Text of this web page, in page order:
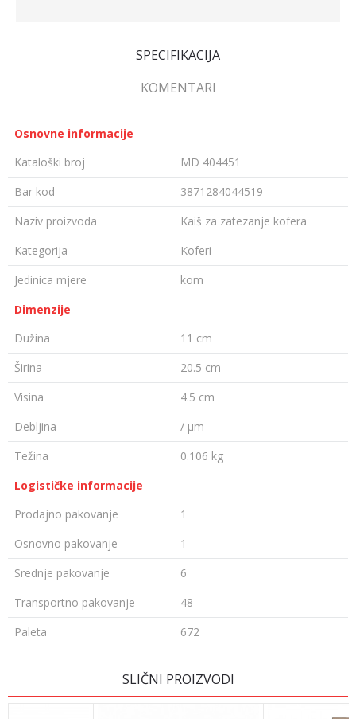
SPECIFIKACIJA
KOMENTARI
Osnovne informacije
Kataloški broj
MD 404451
Bar kod
3871284044519
Naziv proizvoda
Kaiš za zatezanje kofera
Kategorija
Koferi
Jedinica mjere
kom
Dimenzije
Dužina
11 cm
Širina
20.5 cm
Visina
4.5 cm
Debljina
/ µm
Težina
0.106 kg
Logističke informacije
Prodajno pakovanje
1
Osnovno pakovanje
1
Srednje pakovanje
6
Transportno pakovanje
48
Paleta
672
SLIČNI PROIZVODI